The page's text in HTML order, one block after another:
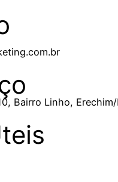
Bairro Linho, Erechim/